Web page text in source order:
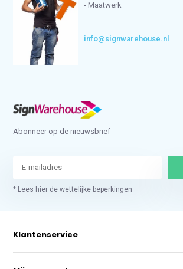
- Maatwerk
info@signwarehouse.nl
Abonneer op de nieuwsbrief
* Lees hier de wettelijke beperkingen
Klantenservice